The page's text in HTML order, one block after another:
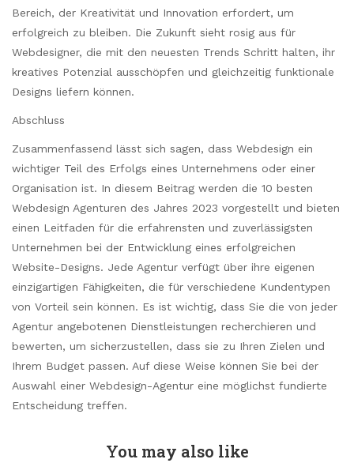
Bereich, der Kreativität und Innovation erfordert, um
erfolgreich zu bleiben. Die Zukunft sieht rosig aus für
Webdesigner, die mit den neuesten Trends Schritt halten, ihr
kreatives Potenzial ausschöpfen und gleichzeitig funktionale
Designs liefern können.
Abschluss
Zusammenfassend lässt sich sagen, dass Webdesign ein
wichtiger Teil des Erfolgs eines Unternehmens oder einer
Organisation ist. In diesem Beitrag werden die 10 besten
Webdesign Agenturen des Jahres 2023 vorgestellt und bieten
einen Leitfaden für die erfahrensten und zuverlässigsten
Unternehmen bei der Entwicklung eines erfolgreichen
Website-Designs. Jede Agentur verfügt über ihre eigenen
einzigartigen Fähigkeiten, die für verschiedene Kundentypen
von Vorteil sein können. Es ist wichtig, dass Sie die von jeder
Agentur angebotenen Dienstleistungen recherchieren und
bewerten, um sicherzustellen, dass sie zu Ihren Zielen und
Ihrem Budget passen. Auf diese Weise können Sie bei der
Auswahl einer Webdesign-Agentur eine möglichst fundierte
Entscheidung treffen.
You may also like